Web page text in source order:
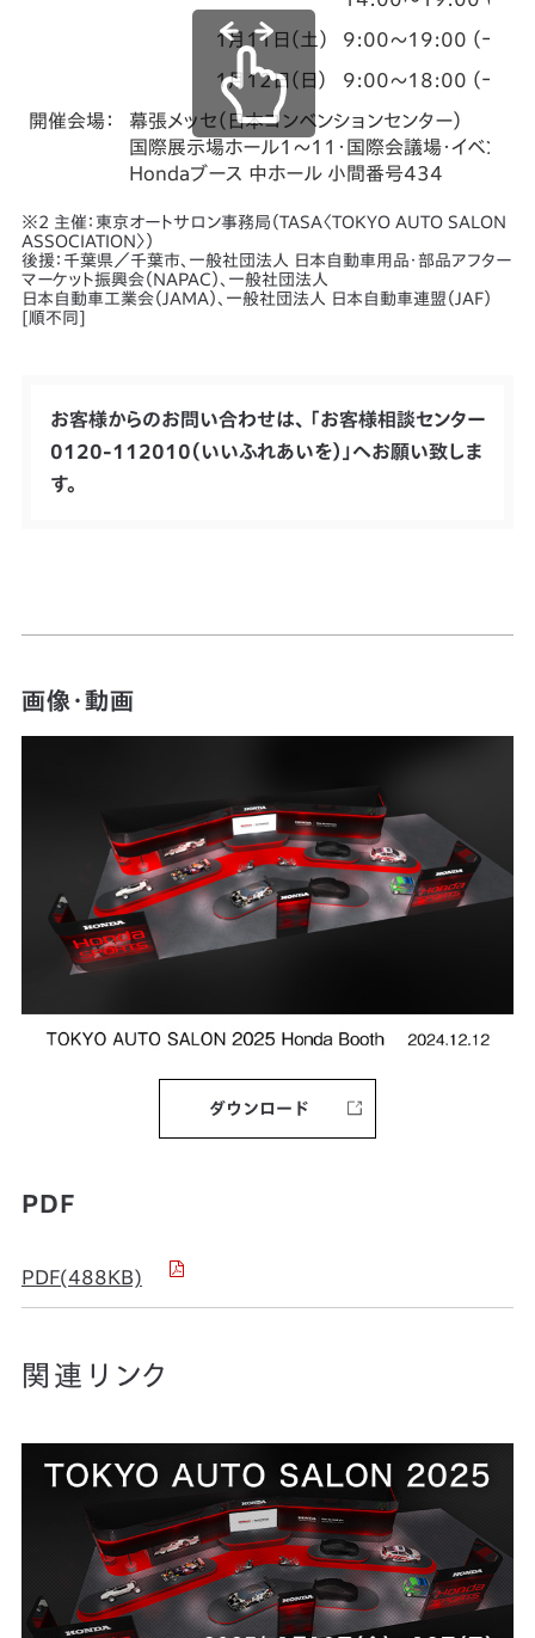
1月11日（土） 9:00～19:00 （一般公
1月12日（日） 9:00～18:00 （一般公
開催会場：
幕張メッセ（日本コンベンションセンター）
国際展示場ホール1～11・国際会議場・イベント
Hondaブース 中ホール 小間番号434
※2 主催：東京オートサロン事務局（TASA〈TOKYO AUTO SALON
ASSOCIATION〉）
後援：千葉県／千葉市、一般社団法人 日本自動車用品・部品アフター
マーケット振興会（NAPAC）、一般社団法人
日本自動車工業会（JAMA）、一般社団法人 日本自動車連盟（JAF）
[順不同]
お客様からのお問い合わせは、 「お客様相談センター
0120-112010（いいふれあいを）」へお願い致しま
す。
画像・動画
ダウンロード
PDF
PDF(488KB)
関連リンク